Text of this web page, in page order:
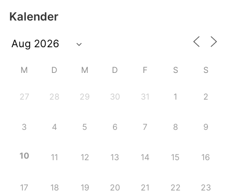
Kalender
M D M D F S S
27 28 29 30 31 1 2
3 4 5 6 7 8 9
10 11 12 13 14 15 16
17 18 19 20 21 22 23